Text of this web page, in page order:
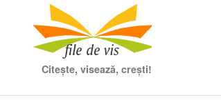
Citește, visează, crești!